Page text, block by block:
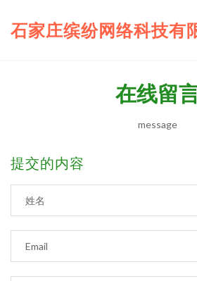
石家庄缤纷网络科技有
在线留
message
提交的内容